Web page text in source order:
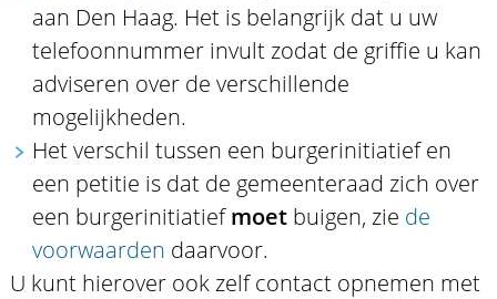
aan Den Haag. Het is belangrijk dat u uw
telefoonnummer invult zodat de griffie u kan
adviseren over de verschillende
mogelijkheden.
Het verschil tussen een burgerinitiatief en
een petitie is dat de gemeenteraad zich over
een burgerinitiatiefmoetbuigen, zie de
voorwaarden daarvoor.
U kunt hierover ook zelf contact opnemen met